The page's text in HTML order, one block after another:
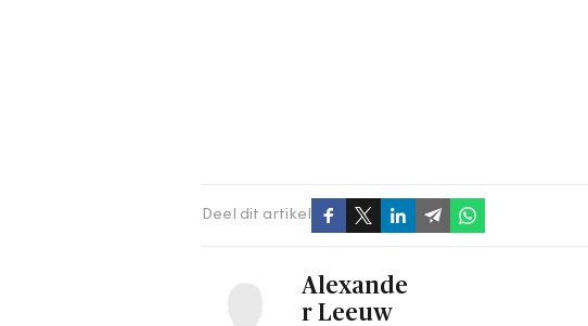
Deel dit artikel
Alexande
r Leeuw